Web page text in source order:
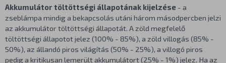
Akkumulátor töltöttségi állapotának kijelzése - a
zseblámpa mindig a bekapcsolás utáni három másodpercben jelzi
az akkumulátor töltöttségi állapotát. A zöld megfelelő
töltöttségi állapotot jelez (100% - 85%), a zöld villogás (85% -
50%), az állandó piros világítás (50% - 25%), a villogó piros
pedig a kritikusan lemerült akkumulátort (25% - 1%) jelez. Ha az